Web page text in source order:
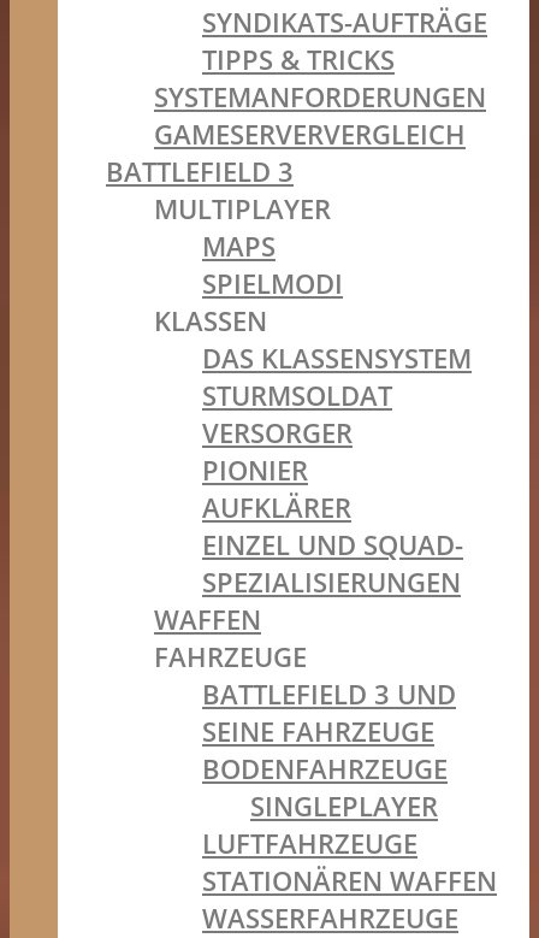
SYNDIKATS-AUFTRÄGE
TIPPS & TRICKS
SYSTEMANFORDERUNGEN
GAMESERVERVERGLEICH
BATTLEFIELD 3
MULTIPLAYER
MAPS
SPIELMODI
KLASSEN
DAS KLASSENSYSTEM
STURMSOLDAT
VERSORGER
PIONIER
AUFKLÄRER
EINZEL UND SQUAD-
SPEZIALISIERUNGEN
WAFFEN
FAHRZEUGE
BATTLEFIELD 3 UND
SEINE FAHRZEUGE
BODENFAHRZEUGE
SINGLEPLAYER
LUFTFAHRZEUGE
STATIONÄREN WAFFEN
WASSERFAHRZEUGE